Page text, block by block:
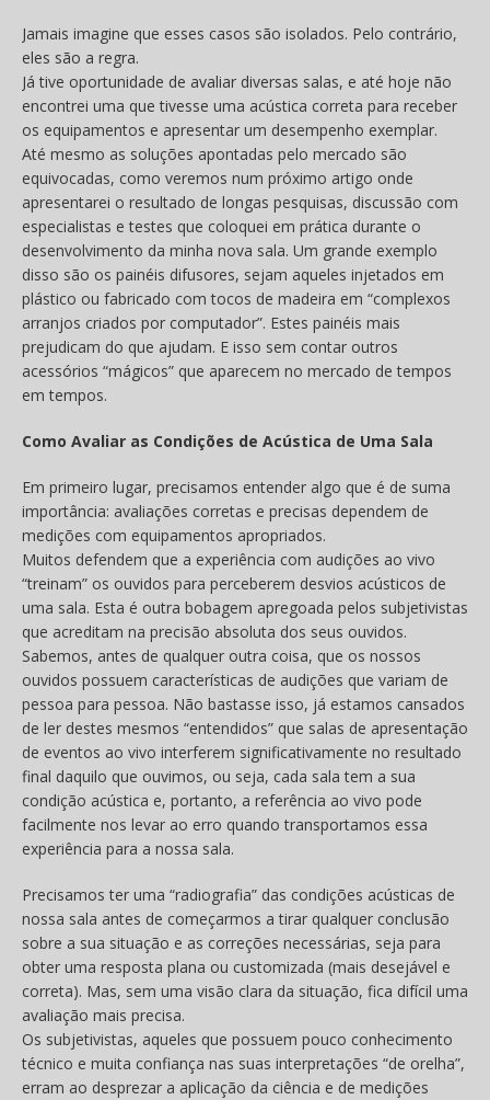
Jamais imagine que esses casos são isolados. Pelo contrário,
eles são a regra.
Já tive oportunidade de avaliar diversas salas, e até hoje não
encontrei uma que tivesse uma acústica correta para receber
os equipamentos e apresentar um desempenho exemplar.
Até mesmo as soluções apontadas pelo mercado são
equivocadas, como veremos num próximo artigo onde
apresentarei o resultado de longas pesquisas, discussão com
especialistas e testes que coloquei em prática durante o
desenvolvimento da minha nova sala. Um grande exemplo
disso são os painéis difusores, sejam aqueles injetados em
plástico ou fabricado com tocos de madeira em “complexos
arranjos criados por computador”. Estes painéis mais
prejudicam do que ajudam. E isso sem contar outros
acessórios “mágicos” que aparecem no mercado de tempos
em tempos.
Como Avaliar as Condições de Acústica de Uma Sala
Em primeiro lugar, precisamos entender algo que é de suma
importância: avaliações corretas e precisas dependem de
medições com equipamentos apropriados.
Muitos defendem que a experiência com audições ao vivo
“treinam” os ouvidos para perceberem desvios acústicos de
uma sala. Esta é outra bobagem apregoada pelos subjetivistas
que acreditam na precisão absoluta dos seus ouvidos.
Sabemos, antes de qualquer outra coisa, que os nossos
ouvidos possuem características de audições que variam de
pessoa para pessoa. Não bastasse isso, já estamos cansados
de ler destes mesmos “entendidos” que salas de apresentação
de eventos ao vivo interferem significativamente no resultado
final daquilo que ouvimos, ou seja, cada sala tem a sua
condição acústica e, portanto, a referência ao vivo pode
facilmente nos levar ao erro quando transportamos essa
experiência para a nossa sala.
Precisamos ter uma “radiografia” das condições acústicas de
nossa sala antes de começarmos a tirar qualquer conclusão
sobre a sua situação e as correções necessárias, seja para
obter uma resposta plana ou customizada (mais desejável e
correta). Mas, sem uma visão clara da situação, fica difícil uma
avaliação mais precisa.
Os subjetivistas, aqueles que possuem pouco conhecimento
técnico e muita confiança nas suas interpretações “de orelha”,
erram ao desprezar a aplicação da ciência e de medições